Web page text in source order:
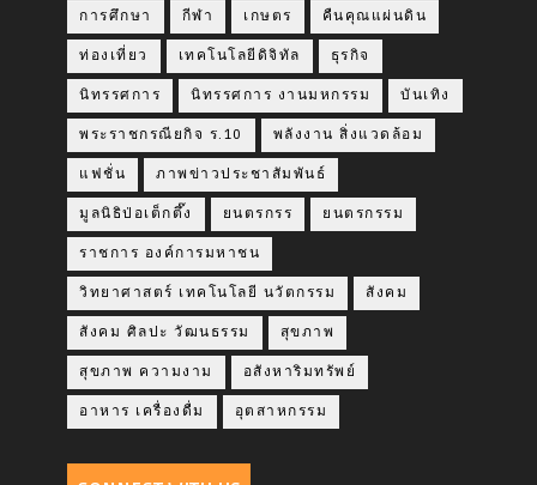
การศึกษา กีฬา เกษตร คืนคุณแผ่นดิน
ท่องเที่ยว เทคโนโลยีดิจิทัล ธุรกิจ
นิทรรศการ นิทรรศการ งานมหกรรม บันเทิง
พระราชกรณียกิจ ร.10 พลังงาน สิ่งแวดล้อม
แฟชั่น ภาพข่าวประชาสัมพันธ์
มูลนิธิป่อเต็กตึ๊ง ยนตรกรร ยนตรกรรม
ราชการ องค์การมหาชน
วิทยาศาสตร์ เทคโนโลยี นวัตกรรม สังคม
สังคม ศิลปะ วัฒนธรรม สุขภาพ
สุขภาพ ความงาม อสังหาริมทรัพย์
อาหาร เครื่องดื่ม อุตสาหกรรม